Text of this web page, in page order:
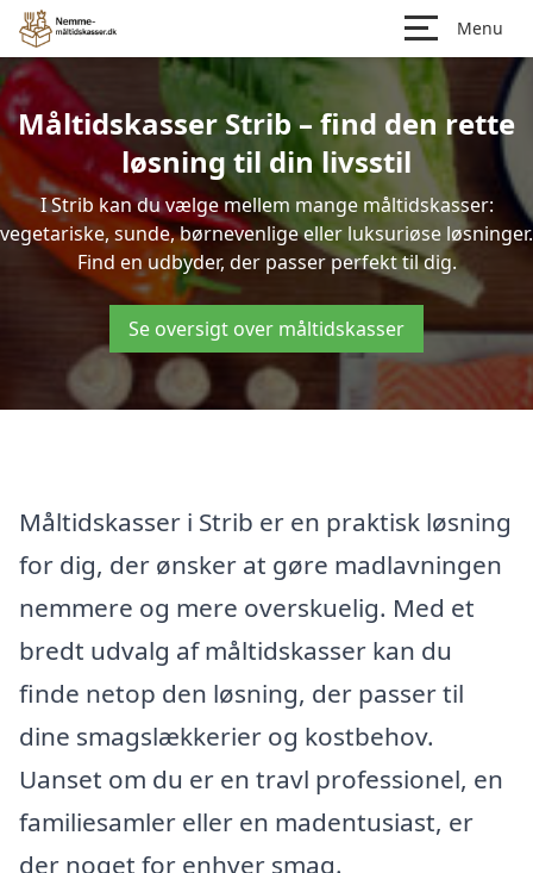
Menu
Måltidskasser Strib – find den rette
løsning til din livsstil
I Strib kan du vælge mellem mange måltidskasser:
vegetariske, sunde, børnevenlige eller luksuriøse løsninger.
Find en udbyder, der passer perfekt til dig.
Se oversigt over måltidskasser
Måltidskasser i Strib er en praktisk løsning
for dig, der ønsker at gøre madlavningen
nemmere og mere overskuelig. Med et
bredt udvalg af måltidskasser kan du
finde netop den løsning, der passer til
dine smagslækkerier og kostbehov.
Uanset om du er en travl professionel, en
familiesamler eller en madentusiast, er
der noget for enhver smag.